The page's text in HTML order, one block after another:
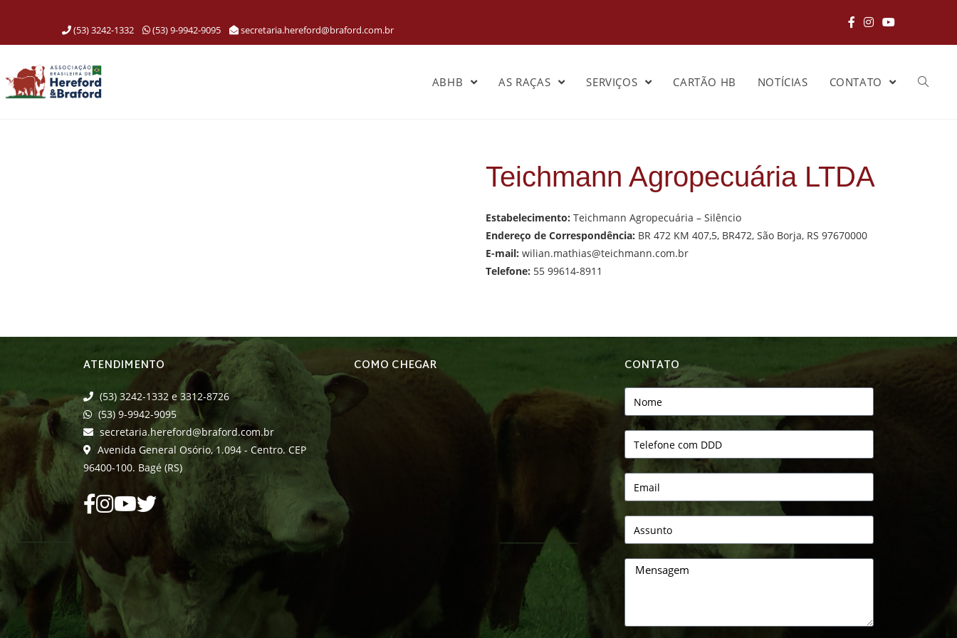
(53) 3242-1332 (53) 9-9942-9095 secretaria.hereford@braford.com.br
ABHB AS RAÇAS SERVIÇOS CARTÃO HB NOTÍCIAS CONTATO
Teichmann Agropecuária LTDA
Estabelecimento: Teichmann Agropecuária – Silêncio
Endereço de Correspondência: BR 472 KM 407,5, BR472, São Borja, RS 97670000
E-mail: wilian.mathias@teichmann.com.br
Telefone: 55 99614-8911
ATENDIMENTO
(53) 3242-1332 e 3312-8726
(53) 9-9942-9095
secretaria.hereford@braford.com.br
Avenida General Osório, 1.094 - Centro. CEP
96400-100. Bagé (RS)
COMO CHEGAR CONTATO